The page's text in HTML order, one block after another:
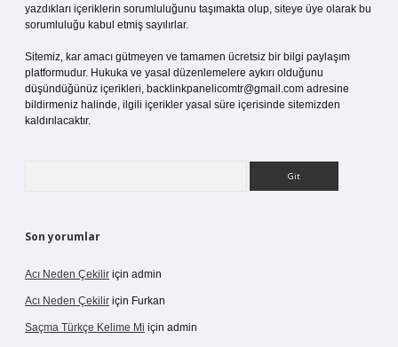
yazdıkları içeriklerin sorumluluğunu taşımakta olup, siteye üye olarak bu
sorumluluğu kabul etmiş sayılırlar.
Sitemiz, kar amacı gütmeyen ve tamamen ücretsiz bir bilgi paylaşım
platformudur. Hukuka ve yasal düzenlemelere aykırı olduğunu
düşündüğünüz içerikleri, backlinkpanelicomtr@gmail.com adresine
bildirmeniz halinde, ilgili içerikler yasal süre içerisinde sitemizden
kaldırılacaktır.
Son yorumlar
Acı Neden Çekilir için admin
Acı Neden Çekilir için Furkan
Saçma Türkçe Kelime Mi için admin